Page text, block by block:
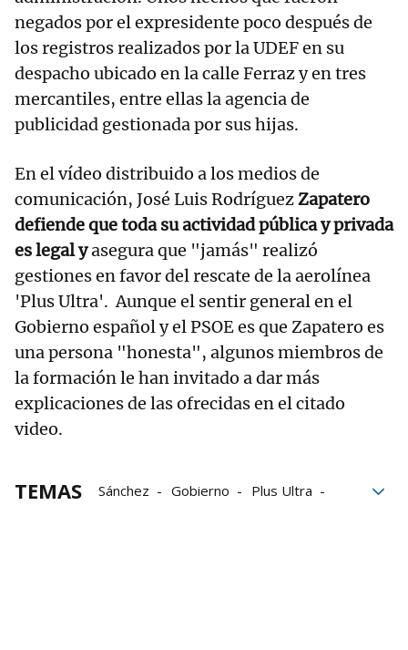
negados por el expresidente poco después de
los registros realizados por la UDEF en su
despacho ubicado en la calle Ferraz y en tres
mercantiles, entre ellas la agencia de
publicidad gestionada por sus hijas.
En el vídeo distribuido a los medios de
comunicación, José Luis RodríguezZapatero
defiende que toda su actividad pública y privada
es legal yasegura que "jamás" realizó
gestiones en favor del rescate de la aerolínea
'Plus Ultra'. Aunque el sentir general en el
Gobierno español y el PSOE es que Zapatero es
una persona "honesta", algunos miembros de
la formación le han invitado a dar más
explicaciones de las ofrecidas en el citado
video.
TEMAS Sánchez Gobierno
Plus Ultra